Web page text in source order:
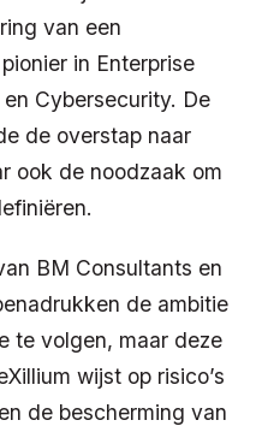
van een
in Enterprise
Cybersecurity. De
de overstap naar
ook de noodzaak om
BM Consultants en
de ambitie
te volgen, maar deze
wijst op risico’s
de bescherming van